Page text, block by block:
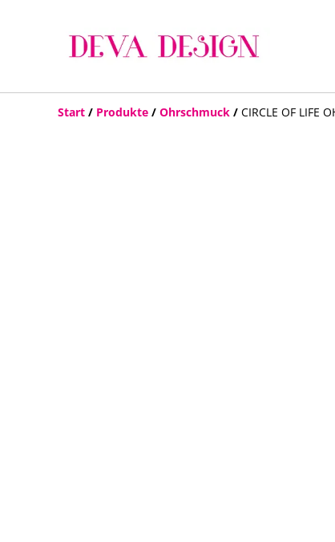
Start / Produkte / Ohrschmuck / CIRCLE OF LIFE